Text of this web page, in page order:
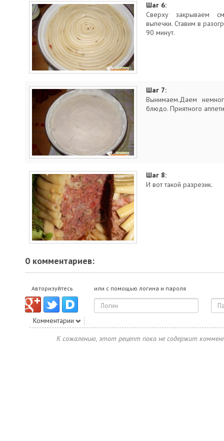
Шаг 6:
Сверху закрываем
выпечки. Ставим в
90 минут.
Шаг 7:
Вынимаем.Даем
блюдо. Приятного
Шаг 8:
И вот такой разрезик.
0 комментариев:
Авторизуйтесь или с помощью логина и пароля
Комментарии
К сожалению, этот рецепт пока не содержит